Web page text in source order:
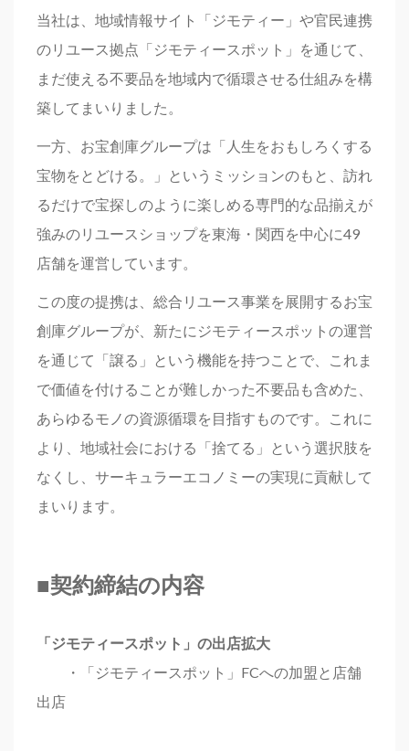
当社は、地域情報サイト「ジモティー」や官民連携
のリユース拠点「ジモティースポット」を通じて、
まだ使える不要品を地域内で循環させる仕組みを構
築してまいりました。
一方、お宝創庫グループは「⼈⽣をおもしろくする
宝物をとどける。」というミッションのもと、訪れ
るだけで宝探しのように楽しめる専門的な品揃えが
強みのリユースショップを東海・関西を中心に49
店舗を運営しています。
この度の提携は、総合リユース事業を展開するお宝
創庫グループが、新たにジモティースポットの運営
を通じて「譲る」という機能を持つことで、これま
で価値を付けることが難しかった不要品も含めた、
あらゆるモノの資源循環を目指すものです。これに
より、地域社会における「捨てる」という選択肢を
なくし、サーキュラーエコノミーの実現に貢献して
まいります。
■契約締結の内容
「ジモティースポット」の出店拡大
・「ジモティースポット」FCへの加盟と店舗
出店